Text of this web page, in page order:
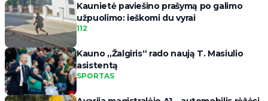
Kaunietė paviešino prašymą po galimo
užpuolimo: ieškomi du vyrai
112
Kauno „Žalgiris“ rado naują T. Masiulio
asistentą
SPORTAS